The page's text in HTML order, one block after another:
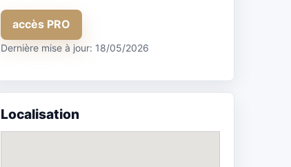
accès PRO
Dernière mise à jour: 18/05/2026
Localisation